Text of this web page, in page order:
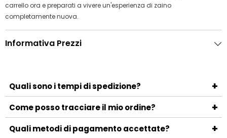
carrello ora e preparati a vivere un'esperienza di zaino
completamente nuova.
Informativa Prezzi
Quali sono i tempi di spedizione? +
I tempi di spedizione variano a seconda del metodo
scelto e della località di destinazione. Generalmente, la
consegna avviene entro 3-5 giorni lavorativi.
Come posso tracciare il mio ordine? +
Una volta spedito l'ordine, riceverai un'email con il numero
Quali metodi di pagamento accettate? +